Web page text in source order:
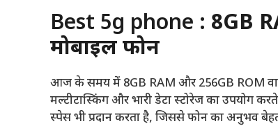
Best 5g phone : 8GB
मोबाइल फोन
आज के समय में 8GB RAM और 256GB ROM
मल्टीटास्किंग और भारी डेटा स्टोरेज का उपयोग
स्पेस भी प्रदान करता है, जिससे फोन का अनुभव